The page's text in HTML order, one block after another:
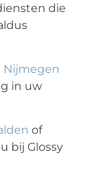
die
Nijmegen
in uw
of
bij Glossy